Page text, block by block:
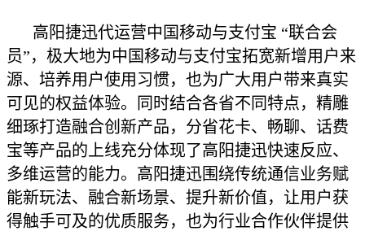
高阳捷迅代运营中国移动与支付宝 “联合会
员”，极大地为中国移动与支付宝拓宽新增用户来
源、培养用户使用习惯，也为广大用户带来真实
可见的权益体验。同时结合各省不同特点，精雕
细琢打造融合创新产品，分省花卡、畅聊、话费
宝等产品的上线充分体现了高阳捷迅快速反应、
多维运营的能力。高阳捷迅围绕传统通信业务赋
能新玩法、融合新场景、提升新价值，让用户获
得触手可及的优质服务，也为行业合作伙伴提供